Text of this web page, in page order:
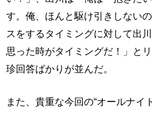
す。俺、ほんと駆け引きしない
スをするタイミングに対して出
思った時がタイミングだ！」と
珍回答ばかりが並んだ。
また、貴重な今回の“オールナイ